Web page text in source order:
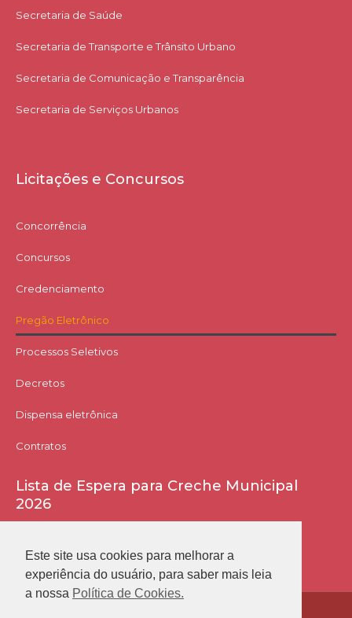
Secretaria de Saúde
Secretaria de Transporte e Trânsito Urbano
Secretaria de Comunicação e Transparência
Secretaria de Serviços Urbanos
Licitações e Concursos
Concorrência
Concursos
Credenciamento
Pregão Eletrônico
Processos Seletivos
Decretos
Dispensa eletrônica
Contratos
Lista de Espera para Creche Municipal
2026
Este site usa cookies para melhorar a
experiência do usuário, para saber mais leia
a nossa Política de Cookies.